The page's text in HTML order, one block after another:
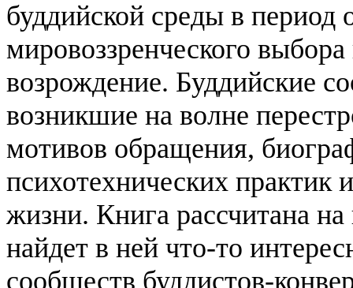
буддийской среды в период
мировоззренческого
возрождение. Буддийские
возникшие на волне
мотивов обращения,
психотехнических практик
жизни. Книга рассчитана
найдет в ней что-то
сообществ буддистов-